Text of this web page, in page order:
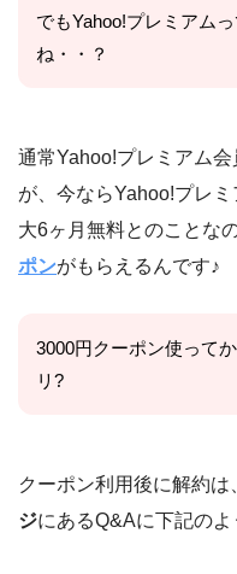
でもYahoo!プレミアム
ね・・？
通常Yahoo!プレミアム
が、今ならYahoo!プレ
大6ヶ月無料とのことな
ポンがもらえるんです♪
3000円クーポン使って
リ?
クーポン利用後に解約は
ジにあるQ&Aに下記のよ